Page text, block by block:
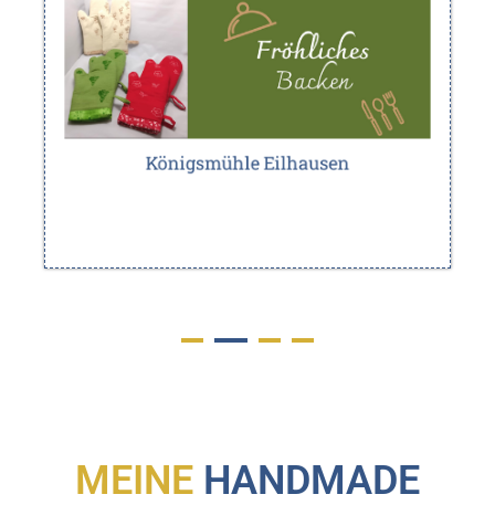
Westhoyeler Mühle
Der Mahl und Backtag an der
mit Brot und Kuchen aus dem
und
Kunsthandwerk
aus der Region.
Westhoyeler Str. 45, 49328 Melle
MEINE HANDMADE